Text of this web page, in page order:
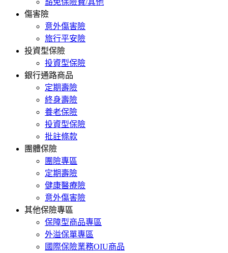
豁免保險費/其他
傷害險
意外傷害險
旅行平安險
投資型保險
投資型保險
銀行通路商品
定期壽險
終身壽險
養老保險
投資型保險
批註條款
團體保險
團險專區
定期壽險
健康醫療險
意外傷害險
其他保險專區
保障型商品專區
外溢保單專區
國際保險業務OIU商品